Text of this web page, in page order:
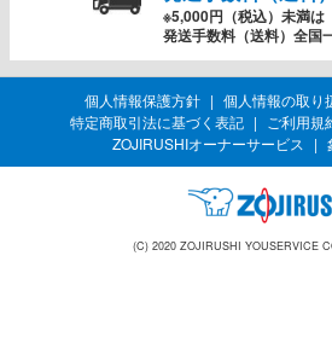
※5,000円（税込）未満は
発送手数料（送料）全国
個人情報保護方針 個人情報の取り
特定商取引法に基づく表記
ご利用規
ZOJIRUSHIオーナーサービス
(C) 2020 ZOJIRUSHI YOUSERVICE